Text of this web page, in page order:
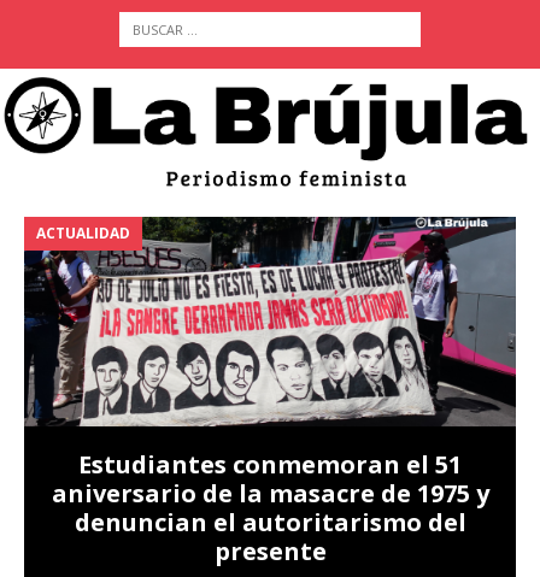
ACTUALIDAD
Estudiantes conmemoran el 51
aniversario de la masacre de 1975 y
denuncian el autoritarismo del
presente